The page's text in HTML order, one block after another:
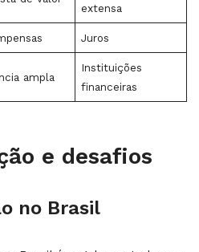
extensa
Juros
ampla
Instituições
financeiras
e desafios
no Brasil